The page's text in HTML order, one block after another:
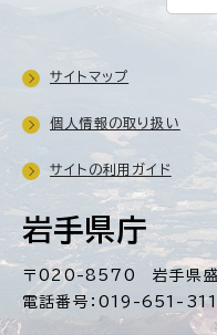
岩手県庁
〒020-8570 岩手県盛
電話番号：019-651-3111
サイトマップ
個人情報の取り扱い
サイトの利用ガイド